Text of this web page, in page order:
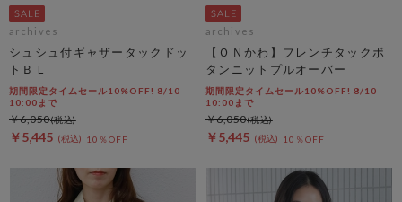
archives
シュシュ付ギャザータックドッ
トＢＬ
期間限定タイムセール10%OFF! 8/10
10:00まで
￥5,445 10％OFF
￥6,050
archives
【ＯＮかわ】フレンチタックボ
タンニットプルオーバー
期間限定タイムセール10%OFF! 8/10
10:00まで
￥5,445 10％OFF
￥6,050